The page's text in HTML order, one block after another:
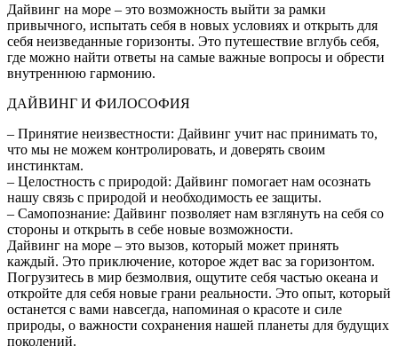
Дайвинг на море – это возможность выйти за рамки
привычного, испытать себя в новых условиях и открыть для
себя неизведанные горизонты. Это путешествие вглубь себя,
где можно найти ответы на самые важные вопросы и обрести
внутреннюю гармонию.
ДАЙВИНГ И ФИЛОСОФИЯ
– Принятие неизвестности: Дайвинг учит нас принимать то,
что мы не можем контролировать, и доверять своим
инстинктам.
– Целостность с природой: Дайвинг помогает нам осознать
нашу связь с природой и необходимость ее защиты.
– Самопознание: Дайвинг позволяет нам взглянуть на себя со
стороны и открыть в себе новые возможности.
Дайвинг на море – это вызов, который может принять
каждый. Это приключение, которое ждет вас за горизонтом.
Погрузитесь в мир безмолвия, ощутите себя частью океана и
откройте для себя новые грани реальности. Это опыт, который
останется с вами навсегда, напоминая о красоте и силе
природы, о важности сохранения нашей планеты для будущих
поколений.